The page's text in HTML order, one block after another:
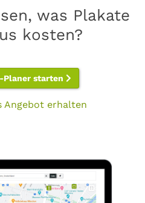
was Plakate
kosten?
starten
Angebot erhalten